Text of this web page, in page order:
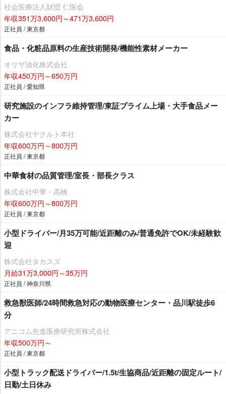
社会医療法人財団 仁医会
年収351万3,600円～471万3,600円
正社員 / 東京都
食品・化粧品原料の生産技術開発/機能性素材メーカー
オリザ油化株式会社
年収450万円～650万円
正社員 / 愛知県
研究施設のインフラ維持管理/東証プライム上場・大手食品メー
カー
株式会社ヤクルト本社
年収600万円～800万円
正社員 / 東京都
中華食材の品質管理/室長・部長クラス
株式会社中華・高橋
年収600万円～800万円
正社員 / 東京都
小型ドライバー/月35万可能/近距離のみ/普通免許でOK/未経験歓
迎
株式会社タカスズ
月給31万3,000円～35万円
正社員 / 神奈川県
救急獣医師/24時間救急対応の動物医療センター・品川駅徒歩6
分
アニコム先進医療研究所株式会社
年収500万円～
正社員 / 東京都
小型トラック配送ドライバー/1.5t/生協商品/近距離の固定ルート/
日勤/土日休み